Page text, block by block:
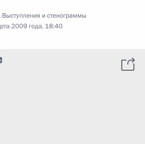
Выступления и стенограммы
2009 года, 18:40